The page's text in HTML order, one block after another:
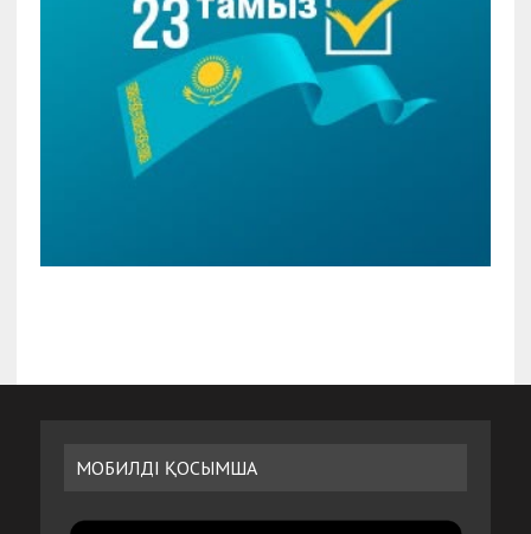
МОБИЛДІ ҚОСЫМША